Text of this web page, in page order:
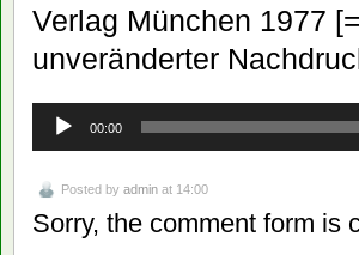
Verlag München 1977
unveränderter
Audio-
Player
00:00
Posted by admin at 14:00
Sorry, the comment form is